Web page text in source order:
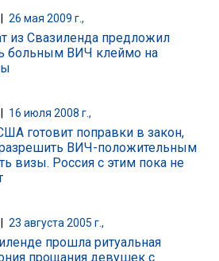
26 мая 2009 г.,
из Свазиленда предложил
больным ВИЧ клеймо на
16 июля 2008 г.,
готовит поправки в закон,
ВИЧ-положительным
визы. Россия с этим пока не
23 августа 2005 г.,
прошла ритуальная
прощания девушек с